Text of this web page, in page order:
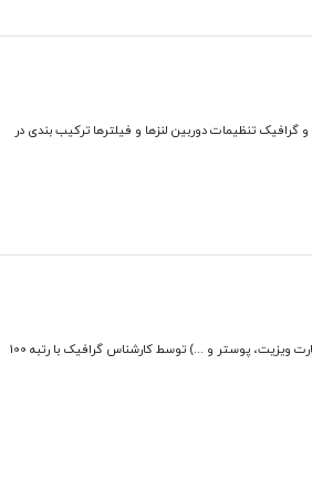
تنظیمات دوربین لنزها و فیلترها ترکیب بندی در
آموزش فتوشاپ از مبتدی تا حرفه ای برای کار های گرافیکی آموزش طراحی گرافیک( لوگو، کارت ویزیت، پوستر و ...) توسط کارشناس گرافیک با رتبه 100